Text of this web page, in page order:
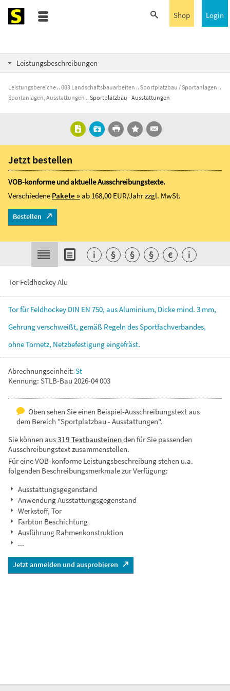
Login
Shop
Leistungsbeschreibungen
Leistungsbereiche 003 Landschaftsbauarbeiten
Sportplatzbau / Sportanlagen
Sportanlagen, Ausstattungen
Sportplatzbau - Ausstattungen
Tor Feldhockey Alu
TorfürFeldhockey DIN EN 750, ausAluminium, Dicke mind. 3 mm,
Gehrungverschweißt, gemäß Regeln desSportfachverbandes,
ohneTornetz, Netzbefestigungeingefräst.
Abrechnungseinheit: St
Kennung: STLB-Bau 2026-04 003
Oben sehen Sie einen Beispiel-Ausschreibungstext aus
dem Bereich "Sportplatzbau - Ausstattungen".
Sie können aus319 Textbausteinenden für Sie passenden
Ausschreibungstext zusammenstellen.
Für eine VOB-konforme Leistungsbeschreibung stehen u.a.
folgenden Beschreibungsmerkmale zur Verfügung:
Ausstattungsgegenstand
Anwendung Ausstattungsgegenstand
Werkstoff, Tor
Farbton Beschichtung
Ausführung Rahmenkonstruktion
...
Jetzt anmelden und ausprobieren
Jetzt bestellen
VOB-konforme und aktuelle Ausschreibungstexte.
Verschiedene Pakete »ab 168,00 EUR/Jahrzzgl. MwSt.
Bestellen
i § § § € i